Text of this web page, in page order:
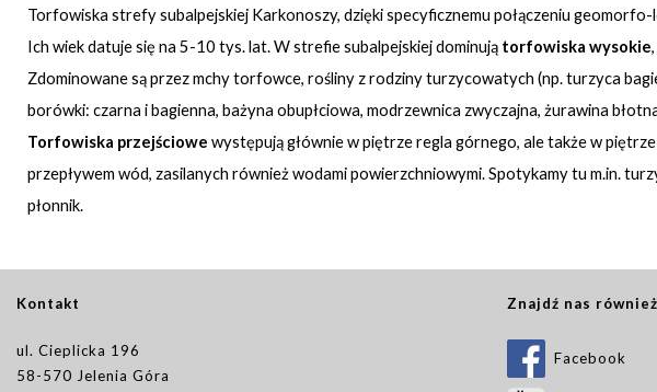
Torfowiska strefy subalpejskiej Karkonoszy, dzięki specyficznemu połączeniu
Ich wiek datuje się na 5-10 tys. lat. W strefie subalpejskiej dominują torfowiska wysokie
Zdominowane są przez mchy torfowce, rośliny z rodziny turzycowatych (np. turzyca
borówki: czarna i bagienna, bażyna obupłciowa, modrzewnica zwyczajna, żurawina
Torfowiska przejściowe występują głównie w piętrze regla górnego, ale także w
przepływem wód, zasilanych również wodami powierzchniowymi. Spotykamy tu m.in.
płonnik.
Kontakt
ul. Cieplicka 196
58-570 Jelenia Góra
Znajdź nas
Facebook